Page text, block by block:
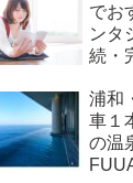
でお
ンタ
続・
浦和
車１
の温